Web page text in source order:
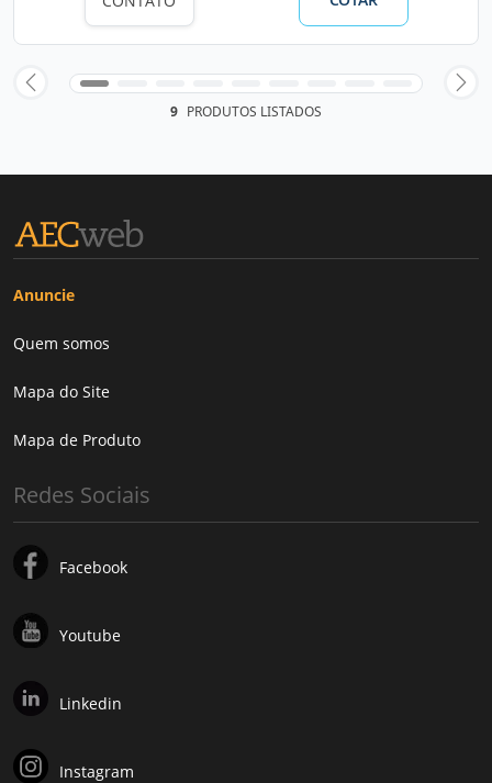
9 PRODUTOS LISTADOS
Anuncie
Quem somos
Mapa do Site
Mapa de Produto
Redes Sociais
Facebook
Youtube
Linkedin
Instagram